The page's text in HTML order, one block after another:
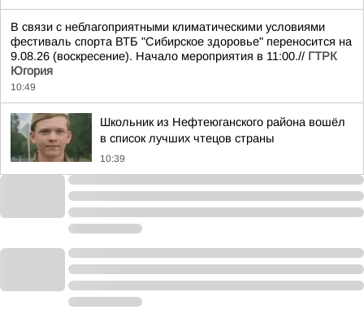
В связи с неблагоприятными климатическими условиями
фестиваль спорта ВТБ "Сибирское здоровье" переносится на
9.08.26 (воскресение). Начало мероприятия в 11:00.// ГТРК
Югория
10:49
Школьник из Нефтеюганского района вошёл
в список лучших чтецов страны
10:39